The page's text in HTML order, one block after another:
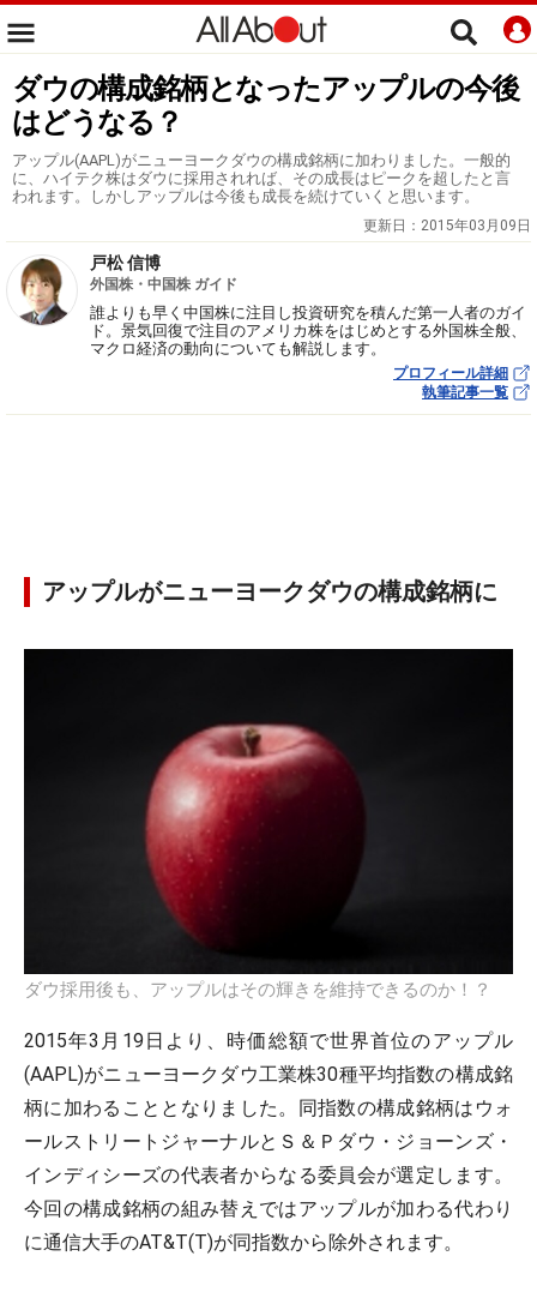
ダウの構成銘柄となったアップルの今後
はどうなる？
アップル(AAPL)がニューヨークダウの構成銘柄に加わりました。一般的
に、ハイテク株はダウに採用されれば、その成長はピークを超したと言
われます。しかしアップルは今後も成長を続けていくと思います。
更新日： 2015年03月09日
戸松 信博
外国株・中国株 ガイド
誰よりも早く中国株に注目し投資研究を積んだ第一人者のガイ
ド。景気回復で注目のアメリカ株をはじめとする外国株全般、
マクロ経済の動向についても解説します。
プロフィール詳細
執筆記事一覧
アップルがニューヨークダウの構成銘柄に
ダウ採用後も、アップルはその輝きを維持できるのか！？
2015年3月19日より、時価総額で世界首位のアップル
(AAPL)がニューヨークダウ工業株30種平均指数の構成銘
柄に加わることとなりました。同指数の構成銘柄はウォ
ールストリートジャーナルとＳ＆Ｐダウ・ジョーンズ・
インディシーズの代表者からなる委員会が選定します。
今回の構成銘柄の組み替えではアップルが加わる代わり
に通信大手のAT&T(T)が同指数から除外されます。